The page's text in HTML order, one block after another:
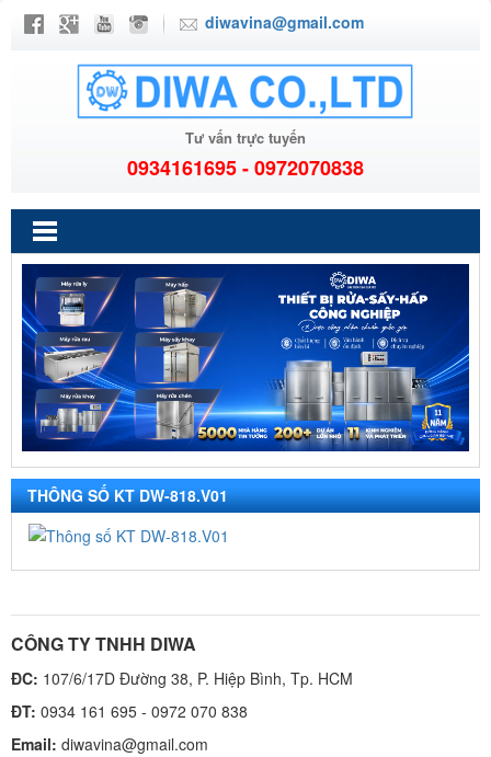
diwavina@gmail.com
Tư vấn trực tuyến
0934161695 - 0972070838
THÔNG SỐ KT DW-818.V01
CÔNG TY TNHH DIWA
ĐC: 107/6/17D Đường 38, P. Hiệp Bình, Tp. HCM
ĐT: 0934 161 695 - 0972 070 838
Email: diwavina@gmail.com